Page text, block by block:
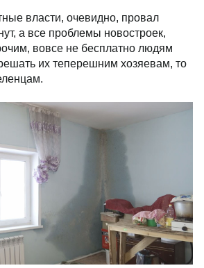
власти, очевидно, провал
а все проблемы новостроек,
вовсе не бесплатно людям
их теперешним хозяевам, то